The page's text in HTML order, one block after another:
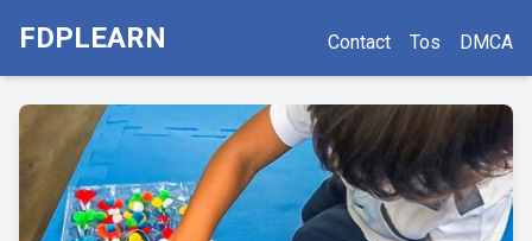
FDPLEARN Contact Tos DMCA